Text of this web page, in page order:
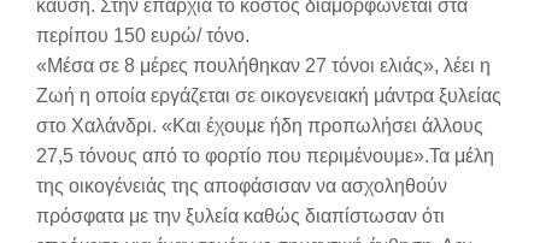
καύση. Στην επαρχία το κόστος διαμορφώνεται στα
περίπου 150 ευρώ/ τόνο.
«Μέσα σε 8 μέρες πουλήθηκαν 27 τόνοι ελιάς», λέει η
Ζωή η οποία εργάζεται σε οικογενειακή μάντρα ξυλείας
στο Χαλάνδρι. «Και έχουμε ήδη προπωλήσει άλλους
27,5 τόνους από το φορτίο που περιμένουμε».Τα μέλη
της οικογένειάς της αποφάσισαν να ασχοληθούν
πρόσφατα με την ξυλεία καθώς διαπίστωσαν ότι